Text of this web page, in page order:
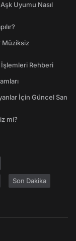
Uyumu Nasıl
Müziksiz
İşlemleri Rehberi
İçin Güncel San
mi?
Son Dakika